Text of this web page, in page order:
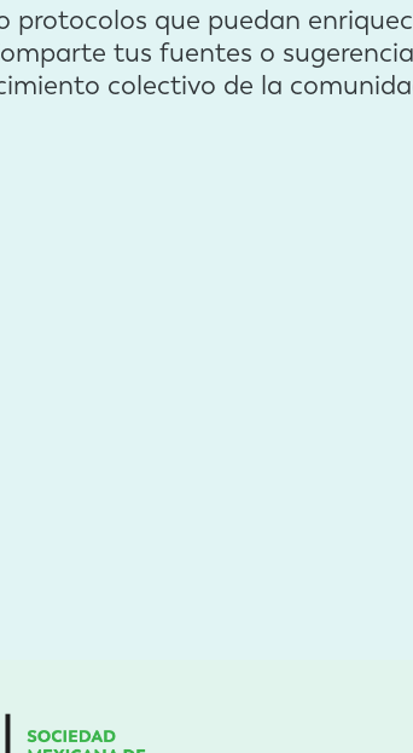
protocolos que puedan
tus fuentes o
colectivo de la